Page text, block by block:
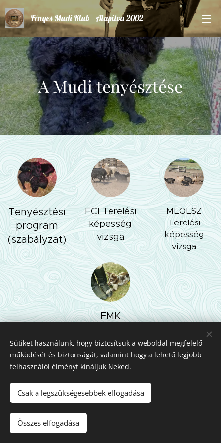
Fényes Mudi Klub Alapítva 2002
A Mudi tenyésztése
Tenyésztési
program
(szabályzat)
FCI Terelési
képesség
vizsga
MEOESZ
Terelési
képesség
vizsga
FMK
zt
Az oldalt a Webnode
Sütiket használunk, hogy biztosítsuk a weboldal megfelelő
működését és biztonságát, valamint hogy a lehető legjobb
felhasználói élményt kínáljuk Neked.
Csak a legszükségesebbek elfogadása
Összes elfogadása